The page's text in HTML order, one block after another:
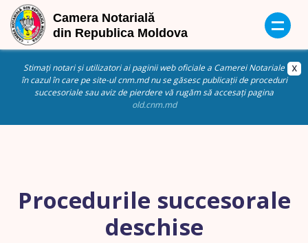
Stimați notari și utilizatori ai paginii web oficiale a Camerei Notariale
în cazul în care pe site-ul cnm.md nu se găsesc publicații de proceduri
succesoriale sau aviz de pierdere vă rugăm să accesați pagina
old.cnm.md
Procedurile succesorale
deschise